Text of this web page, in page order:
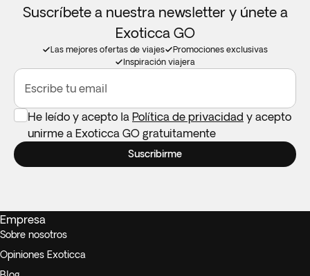
Suscríbete a nuestra newsletter y únete a
Exoticca GO
Las mejores ofertas de viajes
Promociones exclusivas
Inspiración viajera
Escribe tu email
He leído y acepto la Política de privacidad y acepto
unirme a Exoticca GO gratuitamente
Suscribirme
Empresa
Sobre nosotros
Opiniones Exoticca